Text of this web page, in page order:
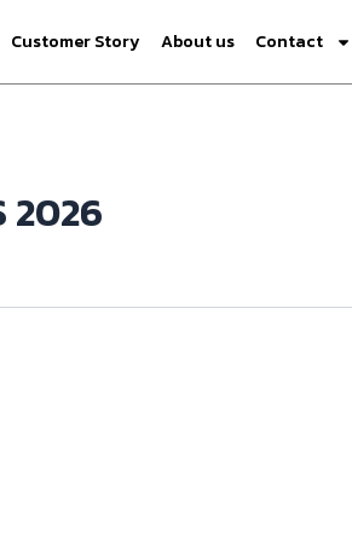
Customer Story About us Contact
2026